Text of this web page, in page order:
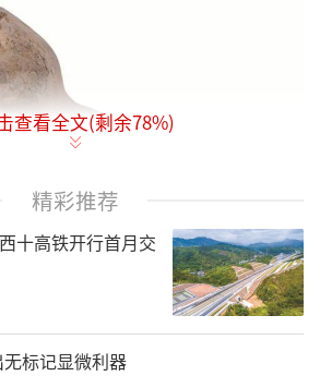
查看全文(剩余78%)
精彩推荐
十高铁开行首月交
标记显微利器